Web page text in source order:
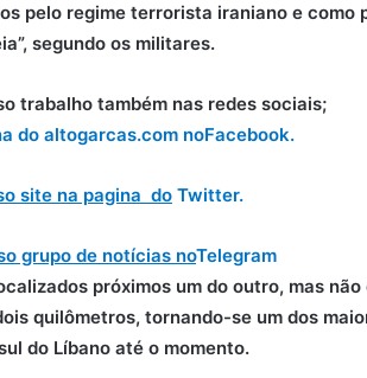
pelo regime terrorista iraniano e como
segundo os militares.
trabalho também nas redes sociais;
do altogarcas.com noFacebook.
site na pagina do Twitter.
grupo de notícias noTelegram
próximos um do outro, mas
quilômetros, tornando-se um dos
do Líbano até o momento.